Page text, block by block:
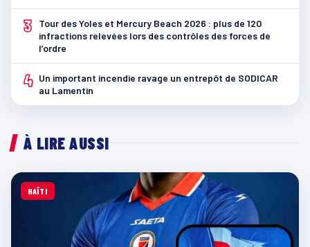
3
Tour des Yoles et Mercury Beach 2026 : plus de 120
infractions relevées lors des contrôles des forces de
l’ordre
4 Un important incendie ravage un entrepôt de SODICAR
au Lamentin
À LIRE AUSSI
HAÏTI